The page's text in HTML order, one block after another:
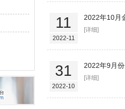
11
2022-11
2022年10月
[详细]
31
2022-10
2022年9月
[详细]